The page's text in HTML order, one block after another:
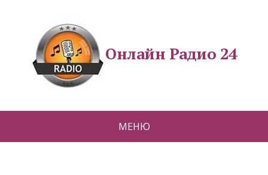
Онлайн Радио 24
МЕНЮ